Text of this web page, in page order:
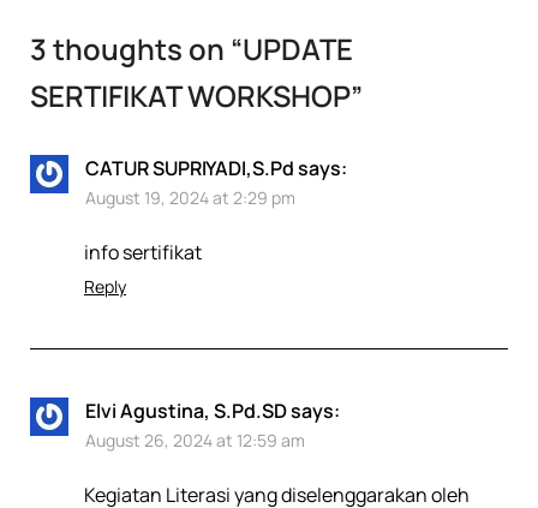
3 thoughts on “UPDATE
SERTIFIKAT WORKSHOP”
CATUR SUPRIYADI,S.Pdsays:
August 19, 2024 at 2:29 pm
info sertifikat
Reply
Elvi Agustina, S.Pd.SDsays:
August 26, 2024 at 12:59 am
Kegiatan Literasi yang diselenggarakan oleh